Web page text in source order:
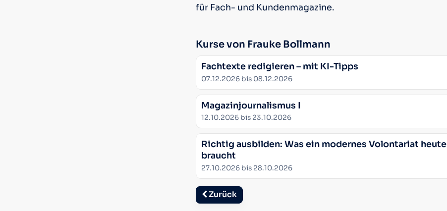
für Fach- und Kundenmagazine.
Kurse von Frauke Bollmann
Fachtexte redigieren – mit KI-Tipps
Datum:
07.12.2026 bis 08.12.2026
Magazinjournalismus I
Datum:
12.10.2026 bis 23.10.2026
Richtig ausbilden: Was ein modernes Volontariat heute
braucht
Datum:
27.10.2026 bis 28.10.2026
Zurück